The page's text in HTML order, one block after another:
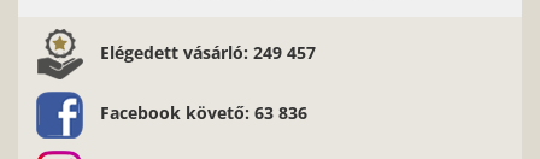
Elégedett vásárló: 249 457
Facebook követő: 63 836